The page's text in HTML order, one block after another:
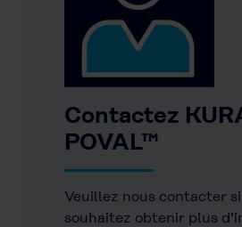
Contactez
POVAL™
Veuillez nous contacter
souhaitez obtenir plus